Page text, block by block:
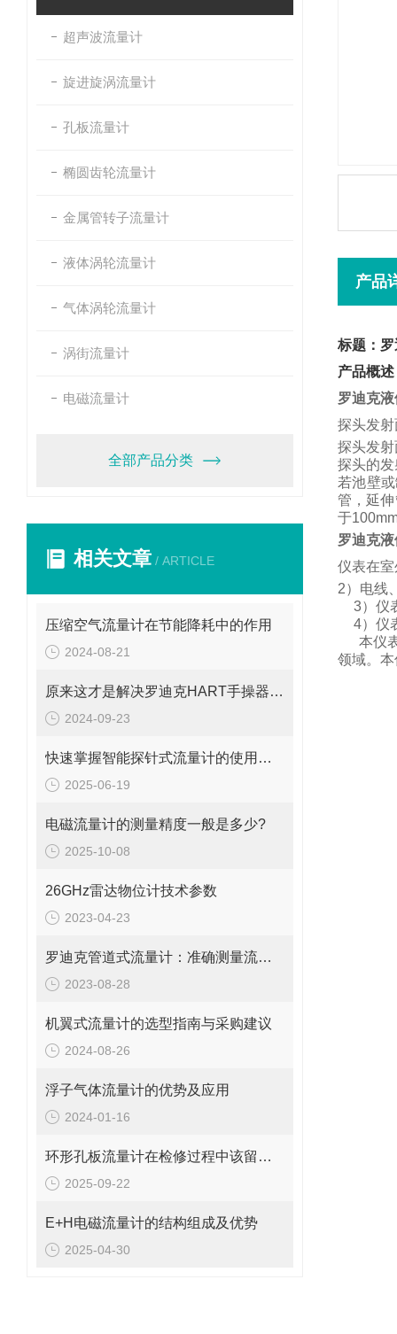
超声波流量计
旋进旋涡流量计
孔板流量计
椭圆齿轮流量计
金属管转子流量计
液体涡轮流量计
气体涡轮流量计
涡街流量计
电磁流量计
全部产品分类
相关文章 / ARTICLE
压缩空气流量计在节能降耗中的作用
2024-08-21
原来这才是解决罗迪克HART手操器常见故障的正确方法！
2024-09-23
快速掌握智能探针式流量计的使用秘籍
2025-06-19
电磁流量计的测量精度一般是多少?
2025-10-08
26GHz雷达物位计技术参数
2023-04-23
罗迪克管道式流量计：准确测量流体的精密工具
2023-08-28
机翼式流量计的选型指南与采购建议
2024-08-26
浮子气体流量计的优势及应用
2024-01-16
环形孔板流量计在检修过程中该留意的事项
2025-09-22
E+H电磁流量计的结构组成及优势
2025-04-30
产品
标题：
产品概述
罗迪克
探头发
探头发
探头的
若池壁
管，延
于
罗迪克
仪表在
2）电线
3）仪
4）仪
本仪
领域。 本